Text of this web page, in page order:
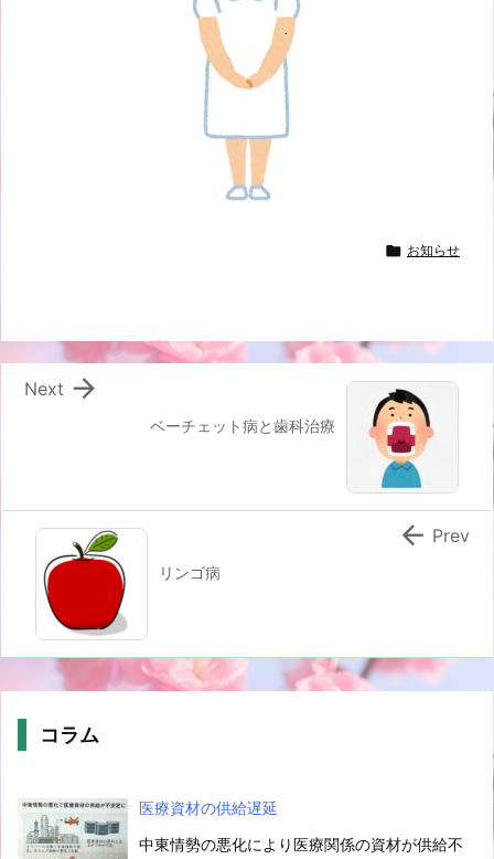
 お知らせ
ベーチェット病と歯科治療

Next
リンゴ病
 Prev
コラム
医療資材の供給遅延
中東情勢の悪化により医療関係の資材が供給不